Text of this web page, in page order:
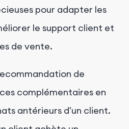
pour adapter les
le support client et
de vente.
de
complémentaires en
antérieurs d'un client.